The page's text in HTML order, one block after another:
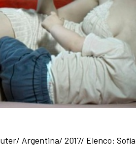
Argentina/ 2017/ Elenco: Sofía